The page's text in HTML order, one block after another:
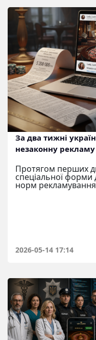
За два тижні
незаконну рекламу
Протягом перших
спеціальної
норм рекламування
2026-05-14 17:14